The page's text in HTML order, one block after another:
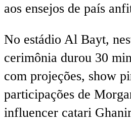
aos ensejos de país
No estádio Al Bayt,
cerimônia durou 30
com projeções, show
participações de
influencer catari